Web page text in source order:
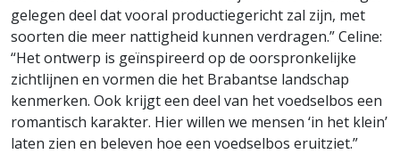
gelegen deel dat vooral productiegericht zal zijn, met
soorten die meer nattigheid kunnen verdragen.” Celine:
“Het ontwerp is geïnspireerd op de oorspronkelijke
zichtlijnen en vormen die het Brabantse landschap
kenmerken. Ook krijgt een deel van het voedselbos een
romantisch karakter. Hier willen we mensen ‘in het klein’
laten zien en beleven hoe een voedselbos eruitziet.”